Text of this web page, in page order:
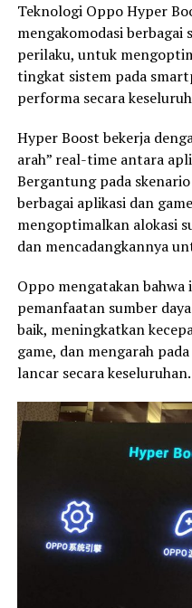
Teknologi Oppo Hyper
mengakomodasi berbagai
perilaku, untuk
tingkat sistem pada
performa secara
Hyper Boost bekerja
arah” real-time antara
Bergantung pada
berbagai aplikasi dan
mengoptimalkan alokasi
dan mencadangkannya
Oppo mengatakan bahwa
pemanfaatan sumber
baik, meningkatkan
game, dan mengarah
lancar secara keseluruhan.